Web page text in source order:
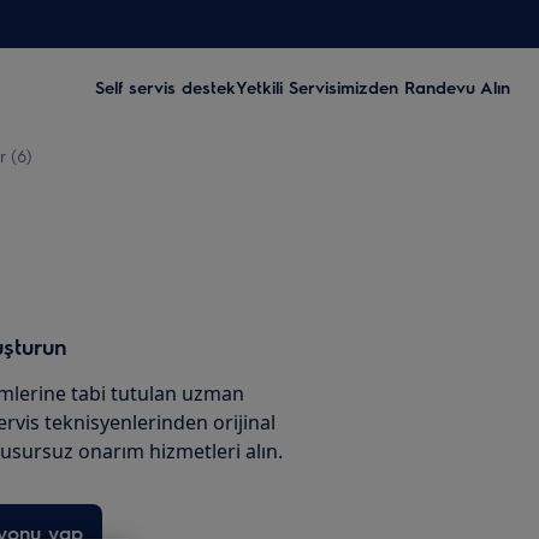
Self servis destekYetkili Servisimizden Randevu Alın
(6)
tabi tutulan uzman
teknisyenlerinden orijinal
onarım hizmetleri alın.
yap